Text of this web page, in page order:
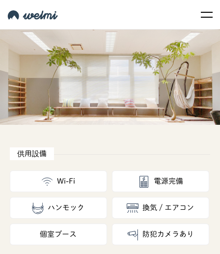
Wi-Fi 電源完備
ハンモック 換気 / エアコン
個室ブース 防犯カメラあり